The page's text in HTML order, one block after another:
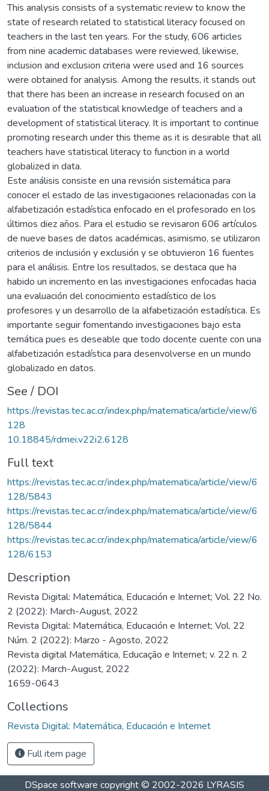
This analysis consists of a systematic review to know the
state of research related to statistical literacy focused on
teachers in the last ten years. For the study, 606 articles
from nine academic databases were reviewed, likewise,
inclusion and exclusion criteria were used and 16 sources
were obtained for analysis. Among the results, it stands out
that there has been an increase in research focused on an
evaluation of the statistical knowledge of teachers and a
development of statistical literacy. It is important to continue
promoting research under this theme as it is desirable that all
teachers have statistical literacy to function in a world
globalized in data.
Este análisis consiste en una revisión sistemática para
conocer el estado de las investigaciones relacionadas con la
alfabetización estadística enfocado en el profesorado en los
últimos diez años. Para el estudio se revisaron 606 artículos
de nueve bases de datos académicas, asimismo, se utilizaron
criterios de inclusión y exclusión y se obtuvieron 16 fuentes
para el análisis. Entre los resultados, se destaca que ha
habido un incremento en las investigaciones enfocadas hacia
una evaluación del conocimiento estadístico de los
profesores y un desarrollo de la alfabetización estadística. Es
importante seguir fomentando investigaciones bajo esta
temática pues es deseable que todo docente cuente con una
alfabetización estadística para desenvolverse en un mundo
globalizado en datos.
See / DOI
https://revistas.tec.ac.cr/index.php/matematica/article/view/6
128
10.18845/rdmei.v22i2.6128
Full text
https://revistas.tec.ac.cr/index.php/matematica/article/view/6
128/5843
https://revistas.tec.ac.cr/index.php/matematica/article/view/6
128/5844
https://revistas.tec.ac.cr/index.php/matematica/article/view/6
128/6153
Description
Revista Digital: Matemática, Educación e Internet; Vol. 22 No.
2 (2022): March-August, 2022
Revista Digital: Matemática, Educación e Internet; Vol. 22
Núm. 2 (2022): Marzo - Agosto, 2022
Revista digital Matemática, Educação e Internet; v. 22 n. 2
(2022): March-August, 2022
1659-0643
Collections
Revista Digital: Matemática, Educación e Internet
Full item page
DSpace software copyright © 2002-2026 LYRASIS